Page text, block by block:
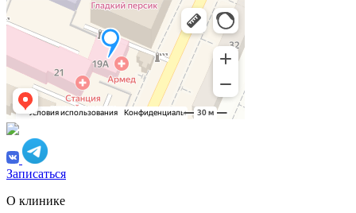
Записаться
О клинике